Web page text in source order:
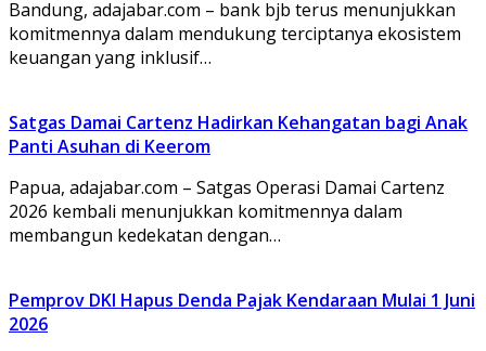
Bandung, adajabar.com – bank bjb terus menunjukkan
komitmennya dalam mendukung terciptanya ekosistem
keuangan yang inklusif…
Satgas Damai Cartenz Hadirkan Kehangatan bagi Anak
Panti Asuhan di Keerom
Papua, adajabar.com – Satgas Operasi Damai Cartenz
2026 kembali menunjukkan komitmennya dalam
membangun kedekatan dengan…
Pemprov DKI Hapus Denda Pajak Kendaraan Mulai 1 Juni
2026